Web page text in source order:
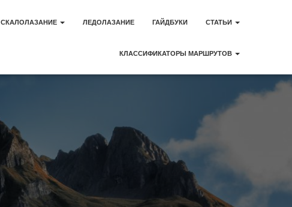
СКАЛОЛАЗАНИЕ ЛЕДОЛАЗАНИЕ ГАЙДБУКИ СТАТЬИ
КЛАССИФИКАТОРЫ МАРШРУТОВ